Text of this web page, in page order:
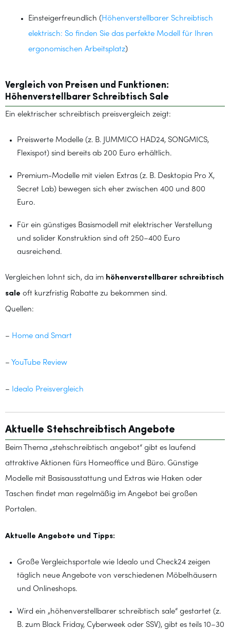
Einsteigerfreundlich ( Höhenverstellbarer Schreibtisch
elektrisch: So finden Sie das perfekte Modell für Ihren
ergonomischen Arbeitsplatz)
Vergleich von Preisen und Funktionen:
Höhenverstellbarer Schreibtisch Sale
Ein elektrischer schreibtisch preisvergleich zeigt:
Preiswerte Modelle (z. B. JUMMICO HAD24, SONGMICS,
Flexispot) sind bereits ab 200 Euro erhältlich.
Premium-Modelle mit vielen Extras (z. B. Desktopia Pro X,
Secret Lab) bewegen sich eher zwischen 400 und 800
Euro.
Für ein günstiges Basismodell mit elektrischer Verstellung
und solider Konstruktion sind oft 250–400 Euro
ausreichend.
Vergleichen lohnt sich, da im höhenverstellbarer schreibtisch
sale oft kurzfristig Rabatte zu bekommen sind.
Quellen:
– Home and Smart
– YouTube Review
– Idealo Preisvergleich
Aktuelle Stehschreibtisch Angebote
Beim Thema „stehschreibtisch angebot“ gibt es laufend
attraktive Aktionen fürs Homeoffice und Büro. Günstige
Modelle mit Basisausstattung und Extras wie Haken oder
Taschen findet man regelmäßig im Angebot bei großen
Portalen.
Aktuelle Angebote und Tipps:
Große Vergleichsportale wie Idealo und Check24 zeigen
täglich neue Angebote von verschiedenen Möbelhäusern
und Onlineshops.
Wird ein „höhenverstellbarer schreibtisch sale“ gestartet (z.
B. zum Black Friday, Cyberweek oder SSV), gibt es teils 10–30